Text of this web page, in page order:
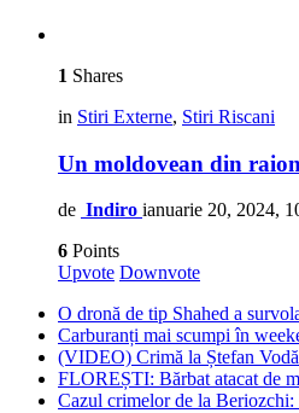
1 Shares
in Stiri Externe, Stiri Riscani
Un moldovean din
de Indiro ianuarie 20, 2024,
6 Points
Upvote Downvote
O dronă de tip Shahed a
Carburanți mai scumpi în
(VIDEO) Crimă la Ștefan
FLOREȘTI: Bărbat atacat de
Cazul crimelor de la